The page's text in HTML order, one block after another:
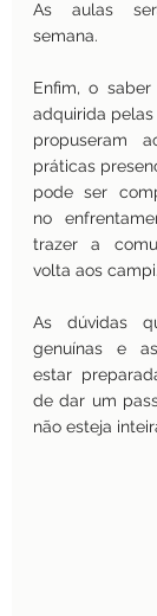
As aulas
semana.
Enfim, o
adquirida
propuseram
práticas
pode ser
no
trazer a
volta aos campi.
As dúvidas
genuínas e
estar
de dar um
não esteja